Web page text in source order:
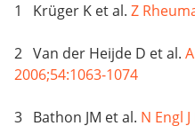
1 Krüger K et al. Z
2 Van der Heijde D et al.
2006;54:1063-1074
3 Bathon JM et al. N Engl